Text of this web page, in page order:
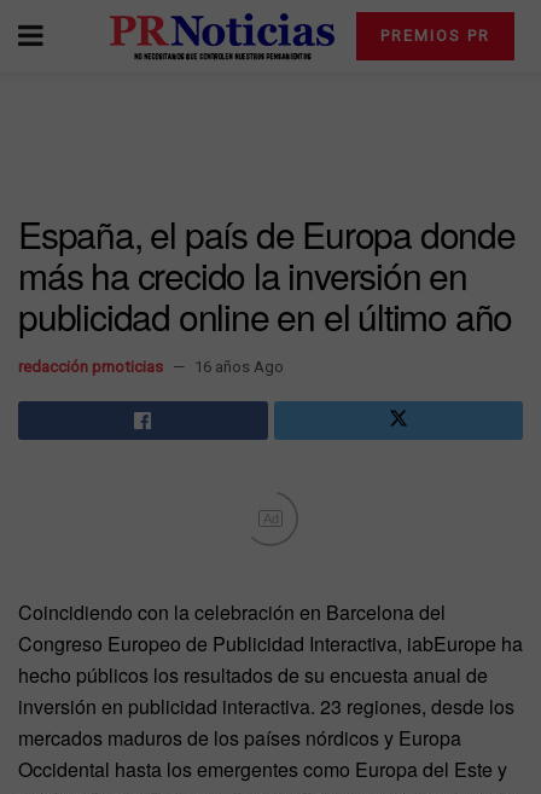
PREMIOS PR
España, el país de Europa donde
más ha crecido la inversión en
publicidad online en el último año
redacción prnoticias 16 años Ago
Ad
Coincidiendo con la celebración en Barcelona del
Congreso Europeo de Publicidad Interactiva, iabEurope ha
hecho públicos los resultados de su encuesta anual de
inversión en publicidad interactiva. 23 regiones, desde los
mercados maduros de los países nórdicos y Europa
Occidental hasta los emergentes como Europa del Este y